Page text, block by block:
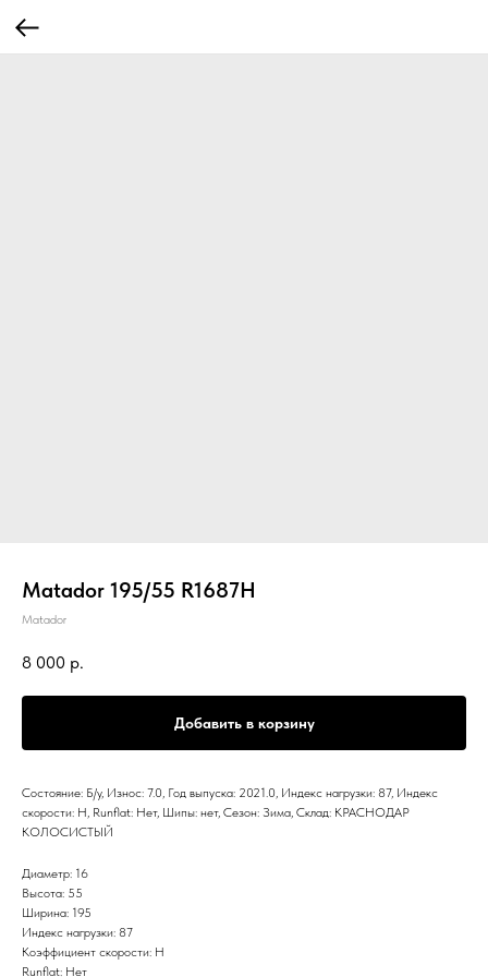
Matador 195/55 R1687H
Matador
8 000 р.
Добавить в корзину
Состояние: Б/у, Износ: 7.0, Год выпуска: 2021.0, Индекс нагрузки: 87, Индекс
скорости: H, Runflat: Нет, Шипы: нет, Сезон: Зима, Склад: КРАСНОДАР
КОЛОСИСТЫЙ
Диаметр: 16
Высота: 55
Ширина: 195
Индекс нагрузки: 87
Коэффициент скорости: H
Runflat: Нет